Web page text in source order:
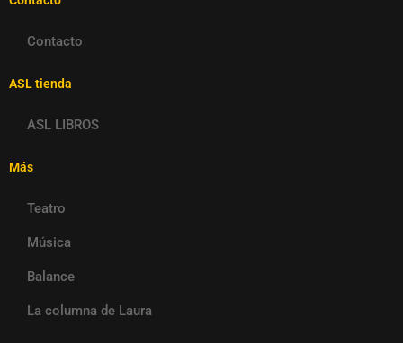
Contacto
ASL tienda
ASL LIBROS
Más
Teatro
Música
Balance
La columna de Laura